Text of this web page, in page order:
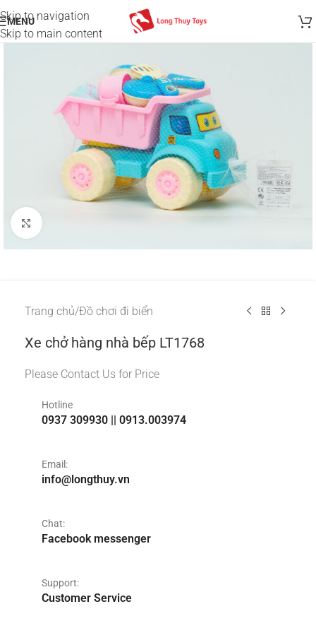
Skip to navigation
Skip to main content
MENU
Click to enlarge
Trang chủ/Đồ chơi đi biển
Xe chở hàng nhà bếp LT1768
Please Contact Us for Price
Hotline
0937 309930 || 0913.003974
Email:
info@longthuy.vn
Chat:
Facebook messenger
Support:
Customer Service